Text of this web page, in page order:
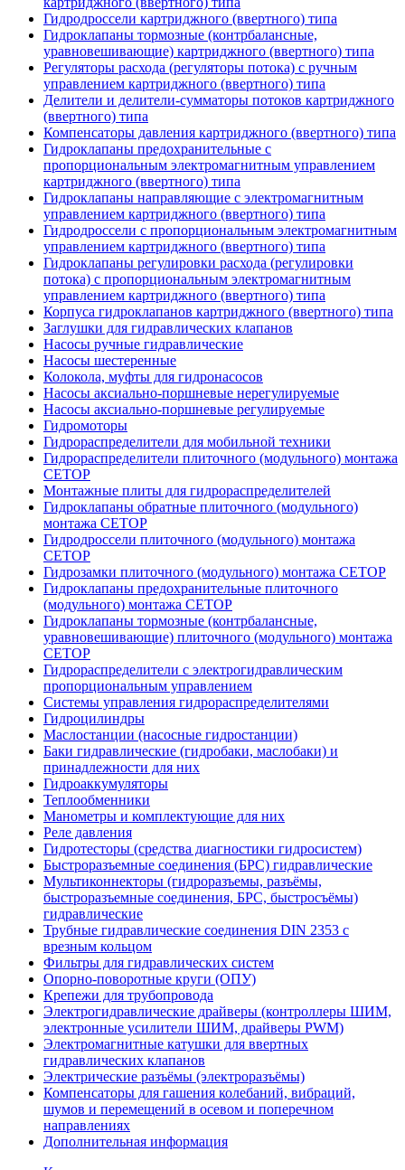
Гидродроссели картриджного (ввертного) типа
Гидроклапаны тормозные (контрбалансные,
уравновешивающие) картриджного (ввертного) типа
Регуляторы расхода (регуляторы потока) с ручным
управлением картриджного (ввертного) типа
Делители и делители-сумматоры потоков картриджного
(ввертного) типа
Компенсаторы давления картриджного (ввертного) типа
Гидроклапаны предохранительные с
пропорциональным электромагнитным управлением
картриджного (ввертного) типа
Гидроклапаны направляющие с электромагнитным
управлением картриджного (ввертного) типа
Гидродроссели с пропорциональным электромагнитным
управлением картриджного (ввертного) типа
Гидроклапаны регулировки расхода (регулировки
потока) с пропорциональным электромагнитным
управлением картриджного (ввертного) типа
Корпуса гидроклапанов картриджного (ввертного) типа
Заглушки для гидравлических клапанов
Насосы ручные гидравлические
Насосы шестеренные
Колокола, муфты для гидронасосов
Насосы аксиально-поршневые нерегулируемые
Насосы аксиально-поршневые регулируемые
Гидромоторы
Гидрораспределители для мобильной техники
Гидрораспределители плиточного (модульного) монтажа
СЕТОР
Монтажные плиты для гидрораспределителей
Гидроклапаны обратные плиточного (модульного)
монтажа CETOP
Гидродроссели плиточного (модульного) монтажа
CETOP
Гидрозамки плиточного (модульного) монтажа CETOP
Гидроклапаны предохранительные плиточного
(модульного) монтажа CETOP
Гидроклапаны тормозные (контрбалансные,
уравновешивающие) плиточного (модульного) монтажа
CETOP
Гидрораспределители с электрогидравлическим
пропорциональным управлением
Системы управления гидрораспределителями
Гидроцилиндры
Маслостанции (насосные гидростанции)
Баки гидравлические (гидробаки, маслобаки) и
принадлежности для них
Гидроаккумуляторы
Теплообменники
Манометры и комплектующие для них
Реле давления
Гидротесторы (средства диагностики гидросистем)
Быстроразъемные соединения (БРС) гидравлические
Мультиконнекторы (гидроразъемы, разъёмы,
быстроразъемные соединения, БРС, быстросъёмы)
гидравлические
Трубные гидравлические соединения DIN 2353 с
врезным кольцом
Фильтры для гидравлических систем
Опорно-поворотные круги (ОПУ)
Крепежи для трубопровода
Электрогидравлические драйверы (контроллеры ШИМ,
электронные усилители ШИМ, драйверы PWM)
Электромагнитные катушки для ввертных
гидравлических клапанов
Электрические разъёмы (электроразъёмы)
Компенсаторы для гашения колебаний, вибраций,
шумов и перемещений в осевом и поперечном
направлениях
Дополнительная информация